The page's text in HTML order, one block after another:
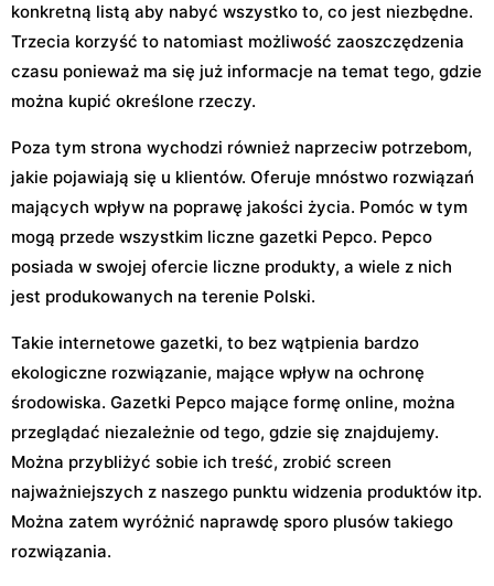
konkretną listą aby nabyć wszystko to, co jest niezbędne.
Trzecia korzyść to natomiast możliwość zaoszczędzenia
czasu ponieważ ma się już informacje na temat tego, gdzie
można kupić określone rzeczy.
Poza tym strona wychodzi również naprzeciw potrzebom,
jakie pojawiają się u klientów. Oferuje mnóstwo rozwiązań
mających wpływ na poprawę jakości życia. Pomóc w tym
mogą przede wszystkim liczne gazetki Pepco. Pepco
posiada w swojej ofercie liczne produkty, a wiele z nich
jest produkowanych na terenie Polski.
Takie internetowe gazetki, to bez wątpienia bardzo
ekologiczne rozwiązanie, mające wpływ na ochronę
środowiska. Gazetki Pepco mające formę online, można
przeglądać niezależnie od tego, gdzie się znajdujemy.
Można przybliżyć sobie ich treść, zrobić screen
najważniejszych z naszego punktu widzenia produktów itp.
Można zatem wyróżnić naprawdę sporo plusów takiego
rozwiązania.